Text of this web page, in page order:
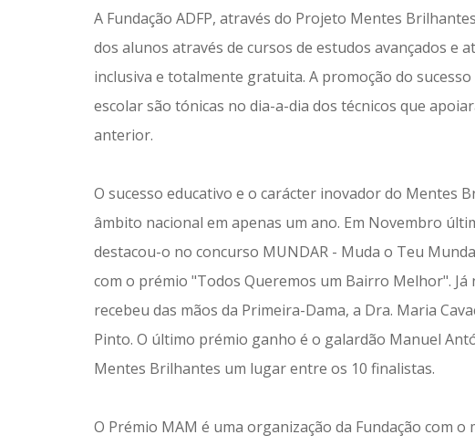
A Fundação ADFP, através do Projeto Mentes
dos alunos através de cursos de estudos avançados e
inclusiva e totalmente gratuita. A promoção do
escolar são tónicas no dia-a-dia dos técnicos que
anterior.
O sucesso educativo e o carácter inovador do Mentes
âmbito nacional em apenas um ano. Em Novembro
destacou-o no concurso MUNDAR - Muda o Teu
com o prémio "Todos Queremos um Bairro Melhor". Já
recebeu das mãos da Primeira-Dama, a Dra. Maria
Pinto. O último prémio ganho é o galardão Manuel
Mentes Brilhantes um lugar entre os 10 finalistas.
O Prémio MAM é uma organização da Fundação com o